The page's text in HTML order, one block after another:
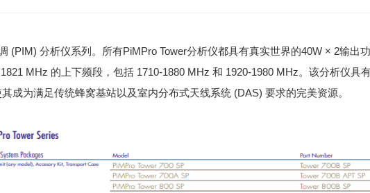
(PIM) 分析仪系列。所有PiMPro Tower分析仪都具有真实世界的40W × 2输出
MHz 的上下频段，包括 1710-1880 MHz 和 1920-1980 MHz。该分析仪具
成为满足传统蜂窝基站以及室内分布式天线系统 (DAS) 要求的完美资源。